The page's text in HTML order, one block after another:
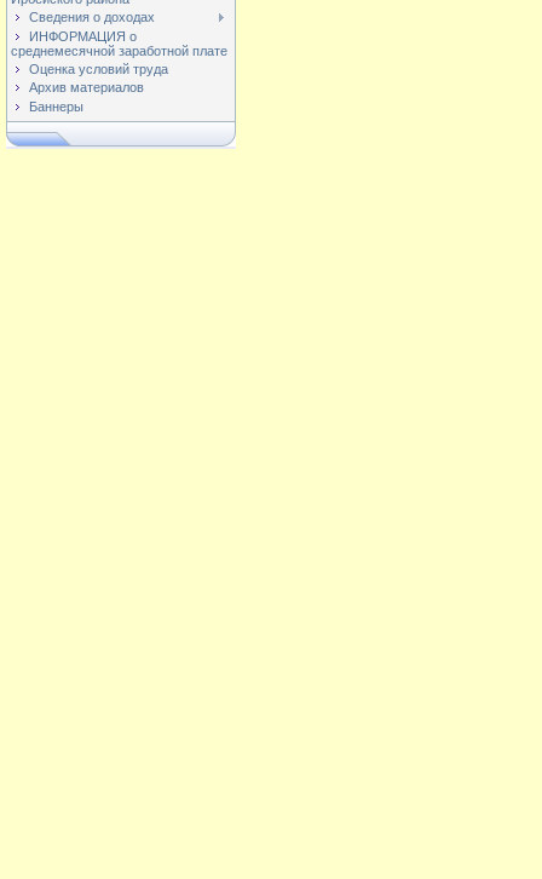
Сведения о доходах
ИНФОРМАЦИЯ о
среднемесячной заработной плате
Оценка условий труда
Архив материалов
Баннеры